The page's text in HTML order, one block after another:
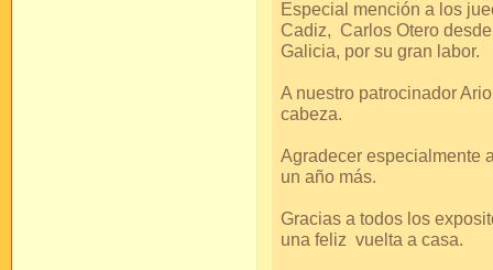
Especial mención a los
Cadiz, Carlos Otero
Galicia, por su gran labor.
A nuestro patrocinador
cabeza.
Agradecer especialmente
un año más.
Gracias a todos los
una feliz vuelta a casa.